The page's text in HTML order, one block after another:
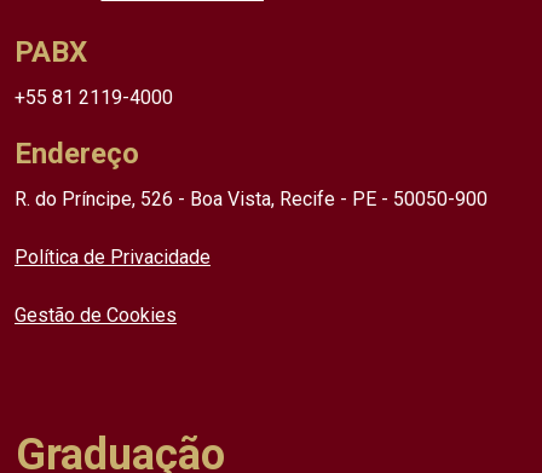
PABX
+55 81 2119-4000
Endereço
R. do Príncipe, 526 - Boa Vista, Recife - PE - 50050-900
Política de Privacidade
Gestão de Cookies
Graduação